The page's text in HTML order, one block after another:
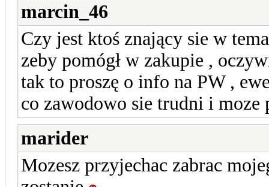
marcin_46
Czy jest ktoś znający sie w
zeby pomógł w zakupie ,
tak to proszę o info na PW ,
co zawodowo sie trudni i moze
marider
Mozesz przyjechac zabrac